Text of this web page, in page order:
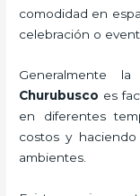
comodidad en
celebración o
Generalmente la
Churubusco es
en diferentes
costos y
ambientes.